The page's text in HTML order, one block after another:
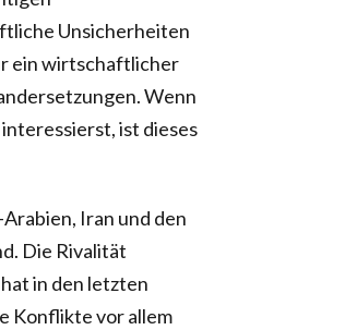
Unsicherheiten
ein wirtschaftlicher
Wenn
ist dieses
Iran und den
Die Rivalität
in den letzten
Konflikte vor allem